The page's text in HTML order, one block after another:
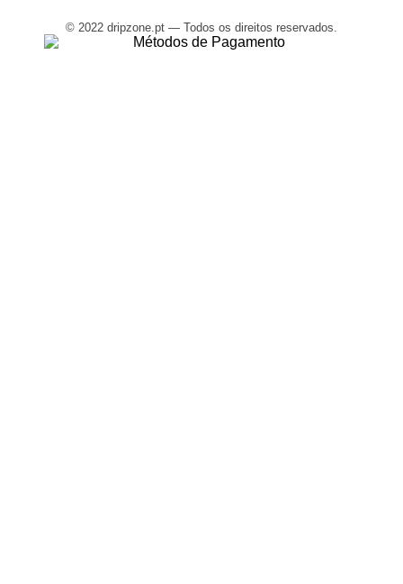
© 2022 dripzone.pt — Todos os direitos reservados.